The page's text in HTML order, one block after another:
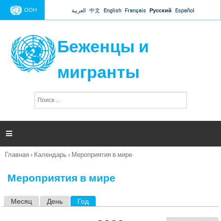
Jump to navigation
ООН العربية 中文 English Français Русский Español
Беженцы и
мигранты
п
и

Вы
Главная › Календарь › Мероприятия в мире
Мероприятия в мире
Месяц День Год